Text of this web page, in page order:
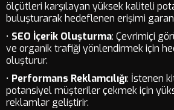
ölçütleri karşılayan yüksek kaliteli
buluşturarak hedeflenen erişimi
• SEO İçerik Oluşturma: Çevrimiçi
ve organik trafiği yönlendirmek için
oluşturur.
• Performans Reklamcılığı: İstenen
potansiyel müşteriler çekmek için
reklamlar geliştirir.